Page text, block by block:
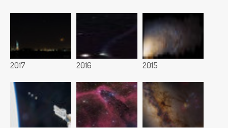
2017 2016 2015